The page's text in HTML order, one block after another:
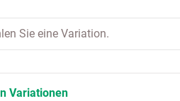
Sie eine Variation.
Variationen